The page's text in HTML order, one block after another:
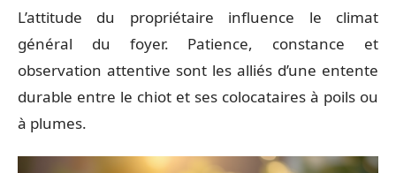
L’attitude du propriétaire influence le climat
général du foyer. Patience, constance et
observation attentive sont les alliés d’une entente
durable entre le chiot et ses colocataires à poils ou
à plumes.